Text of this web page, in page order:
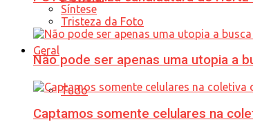
Geral
Tudo
Síntese
Tristeza da Foto
Não pode ser apenas uma utopia a
Captamos somente celulares na